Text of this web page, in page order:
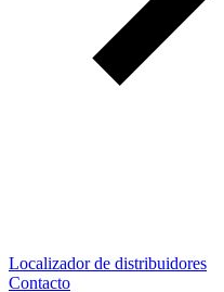
Localizador de distribuidores
Contacto